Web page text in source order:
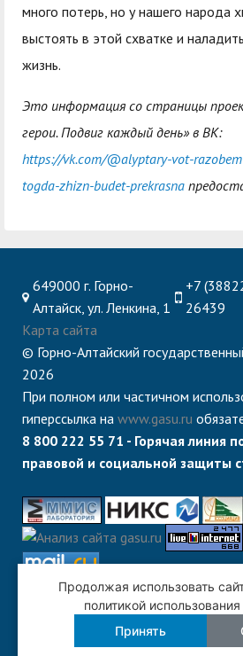
много потерь, но у нашего народа
выстоять в этой схватке и
жизнь.
Это информация со страницы
герои. Подвиг каждый день» в ВК:
https://vk.com/@alyptary-vot-
togda-zhizn-budet-prekrasna
649000 г. Горно-
Алтайск, ул. Ленкина, 1
+7
26439
Карта сайта
© Горно-Алтайский
2026
При полном или частичном
гиперссылка на www.gasu.ru
8 800 222 55 71 - Горячая линия
правовой и социальной защиты
Продолжая использовать
политикой
Принять